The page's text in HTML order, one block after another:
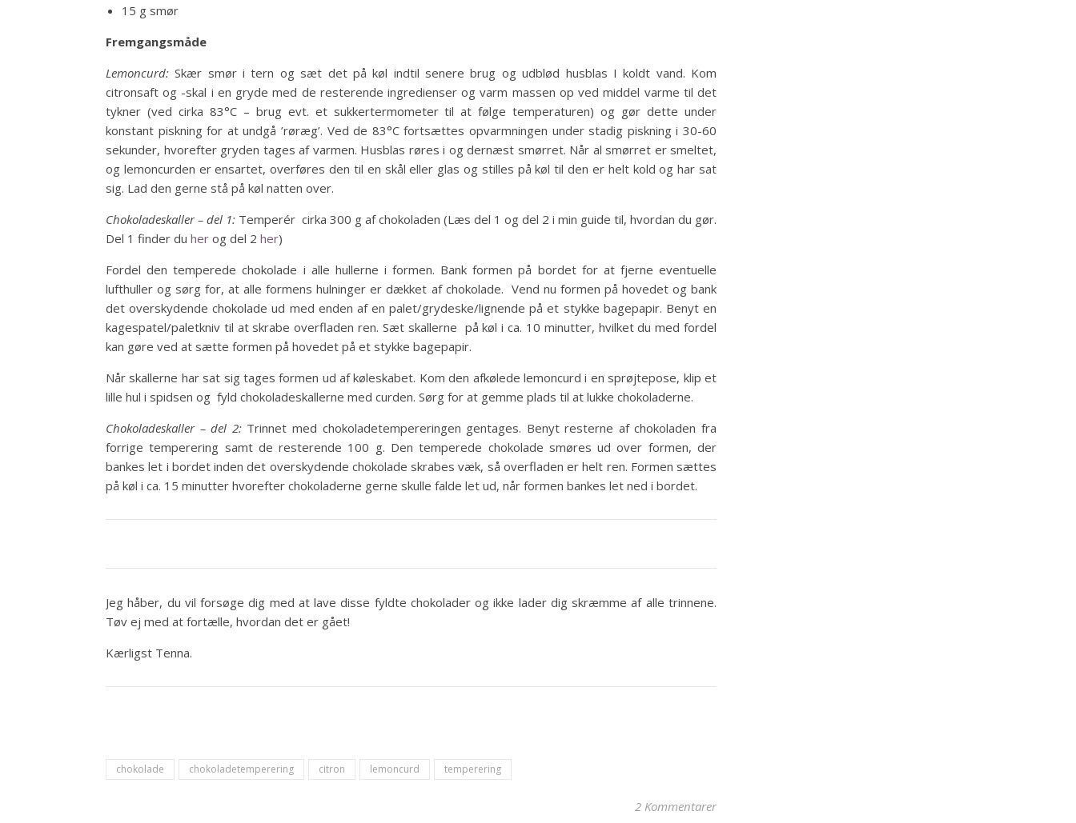
15 g smør
Fremgangsmåde
Lemoncurd: Skær smør i tern og sæt det på køl indtil senere brug og udblød husblas I koldt vand. Kom
citronsaft og -skal i en gryde med de resterende ingredienser og varm massen op ved middel varme til det
tykner (ved cirka 83°C – brug evt. et sukkertermometer til at følge temperaturen) og gør dette under
konstant piskning for at undgå ’røræg’. Ved de 83°C fortsættes opvarmningen under stadig piskning i 30-60
sekunder, hvorefter gryden tages af varmen. Husblas røres i og dernæst smørret. Når al smørret er smeltet,
og lemoncurden er ensartet, overføres den til en skål eller glas og stilles på køl til den er helt kold og har sat
sig. Lad den gerne stå på køl natten over.
Chokoladeskaller – del 1: Temperér cirka 300 g af chokoladen (Læs del 1 og del 2 i min guide til, hvordan du gør.
Del 1 finder du her og del 2 her)
Fordel den temperede chokolade i alle hullerne i formen. Bank formen på bordet for at fjerne eventuelle
lufthuller og sørg for, at alle formens hulninger er dækket af chokolade. Vend nu formen på hovedet og bank
det overskydende chokolade ud med enden af en palet/grydeske/lignende på et stykke bagepapir. Benyt en
kagespatel/paletkniv til at skrabe overfladen ren. Sæt skallerne på køl i ca. 10 minutter, hvilket du med fordel
kan gøre ved at sætte formen på hovedet på et stykke bagepapir.
Når skallerne har sat sig tages formen ud af køleskabet. Kom den afkølede lemoncurd i en sprøjtepose, klip et
lille hul i spidsen og fyld chokoladeskallerne med curden. Sørg for at gemme plads til at lukke chokoladerne.
Chokoladeskaller – del 2: Trinnet med chokoladetempereringen gentages. Benyt resterne af chokoladen fra
forrige temperering samt de resterende 100 g. Den temperede chokolade smøres ud over formen, der
bankes let i bordet inden det overskydende chokolade skrabes væk, så overfladen er helt ren. Formen sættes
på køl i ca. 15 minutter hvorefter chokoladerne gerne skulle falde let ud, når formen bankes let ned i bordet.
Jeg håber, du vil forsøge dig med at lave disse fyldte chokolader og ikke lader dig skræmme af alle trinnene.
Tøv ej med at fortælle, hvordan det er gået!
Kærligst Tenna.
chokolade chokoladetemperering citron lemoncurd temperering
2 Kommentarer